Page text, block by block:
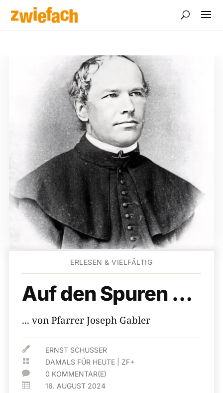
ERLESEN & VIELFÄLTIG
Auf den Spuren …
... von Pfarrer Joseph Gabler
 ERNST SCHUSSER
 DAMALS FÜR HEUTE |ZF+
 0 KOMMENTAR(E)
 16. AUGUST 2024